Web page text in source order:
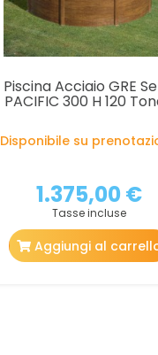
Piscina Acciaio GRE
PACIFIC 300 H 120
Disponibile su
1.375,00 €
Tasse incluse
Aggiungi al